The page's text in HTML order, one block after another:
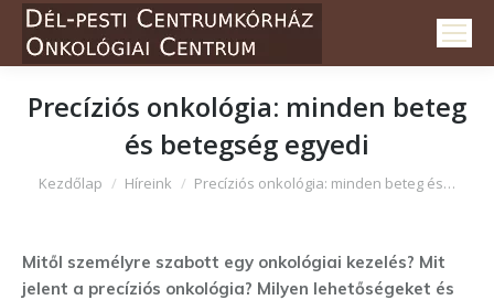
Precíziós onkológia: minden beteg
és betegség egyedi
Itt vagy:
Kezdőlap Híreink Precíziós onkológia: minden beteg és…
Mitől személyre szabott egy onkológiai kezelés? Mit
jelent a precíziós onkológia? Milyen lehetőségeket és